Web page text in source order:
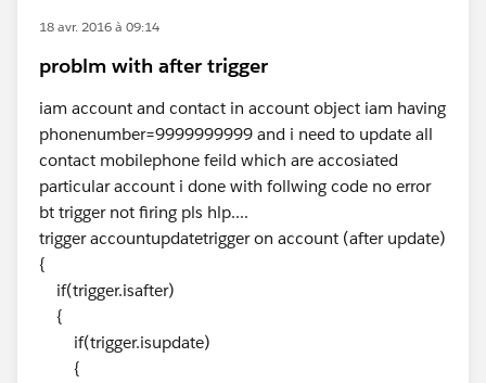
18 avr. 2016 à 09:14
problm with after trigger
iam account and contact in account object iam having
phonenumber=9999999999 and i need to update all
contact mobilephone feild which are accosiated
particular account i done with follwing code no error
bt trigger not firing pls hlp....
trigger accountupdatetrigger on account (after update)
{
if(trigger.isafter)
{
if(trigger.isupdate)
{